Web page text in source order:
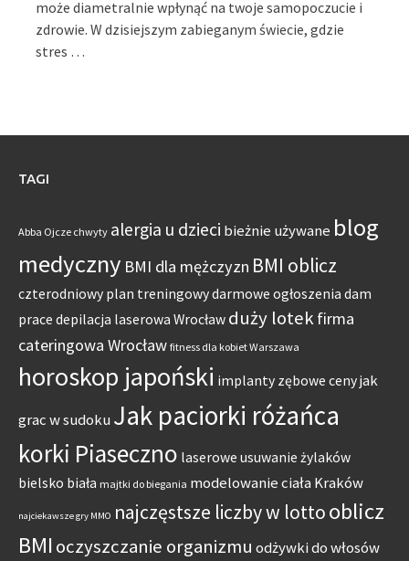
może diametralnie wpłynąć na twoje samopoczucie i
zdrowie. W dzisiejszym zabieganym świecie, gdzie
stres …
TAGI
Abba Ojcze chwyty alergia u dzieci bieżnie używane blog
medyczny BMI dla mężczyzn BMI oblicz
czterodniowy plan treningowydarmowe ogłoszenia dam
prace depilacja laserowa Wrocław duży lotekfirma
cateringowa Wrocław fitness dla kobiet Warszawa
horoskop japoński implanty zębowe cenyjak
grac w sudoku Jak paciorki różańca
korki Piaseczno laserowe usuwanie żylaków
bielsko biała majtki do biegania modelowanie ciała Kraków
najciekawsze gry MMO najczęstsze liczby w lottooblicz
BMI oczyszczanie organizmu odżywki do włosów